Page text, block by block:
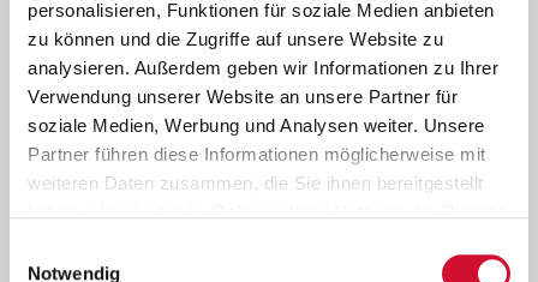
personalisieren, Funktionen für soziale Medien anbieten
zu können und die Zugriffe auf unsere Website zu
analysieren. Außerdem geben wir Informationen zu Ihrer
Verwendung unserer Website an unsere Partner für
soziale Medien, Werbung und Analysen weiter. Unsere
Partner führen diese Informationen möglicherweise mit
weiteren Daten zusammen, die Sie ihnen bereitgestellt
Wenn Sie auf „Cookies zulassen“ klicken, so stimmen
Notwendig
verarbeitet, auf IT- Systemen der Garitz Bewirtschaftungsbetriebe
GmbH, Heinrich-von-Kleist-Straße 2, 97688 Bad Kissingen
(Betreiber) gespeichert und an die für das Stellenangebot
verantwortliche Stelle zur Kontaktaufnahme weitergegeben
werden.
Diese Einwilligungserklärung kann ich jederzeit gegenüber dem
Weitere Details können Sie der
entnehmen.